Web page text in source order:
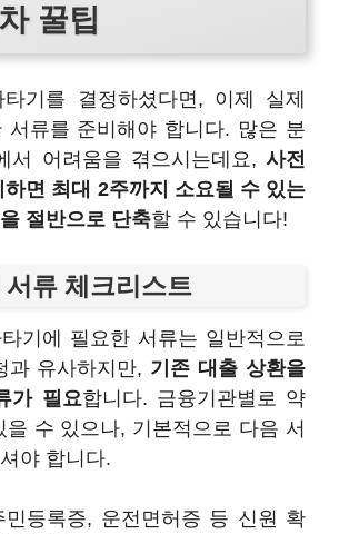
꿀팁
타기를 결정하셨다면, 이제 실제
서류를 준비해야 합니다. 많은 분
서 어려움을 겪으시는데요, 사전
하면 최대 2주까지 소요될 수 있는
절반으로 단축할 수 있습니다!
서류 체크리스트
기에 필요한 서류는 일반적으로
과 유사하지만, 기존 대출 상환을
가 필요합니다. 금융기관별로 약
을 수 있으나, 기본적으로 다음 서
야 합니다.
민등록증, 운전면허증 등 신원 확